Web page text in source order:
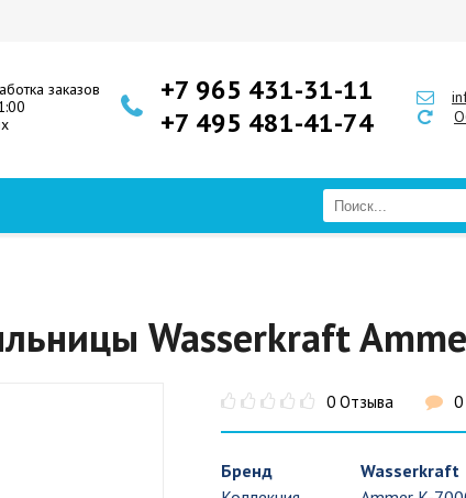
заказов
+7 965 431-31-11
+7 495 481-41-74
Wasserkraft
0 Отзыва 0
Бренд
Wasserkraft